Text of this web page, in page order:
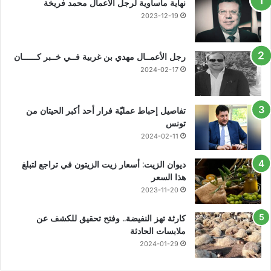
نهاية مأساوية لرجل الأعمال محمد فريخة
2023-12-19
رجل الأعمــال مهدي بن غربية فــي خــبر كــــــان
2024-02-17
تفاصيل إحباط عمليّة فرار أحد أكبر الحيتان من
تونس
2024-02-11
ديوان الزيت: أسعار زيت الزيتون في تراجع لتبلغ
هذا السعر
2023-11-20
كارثة تهز النفيضة.. وفتح تحقيق للكشف عن
ملابسات الحادثة
2024-01-29